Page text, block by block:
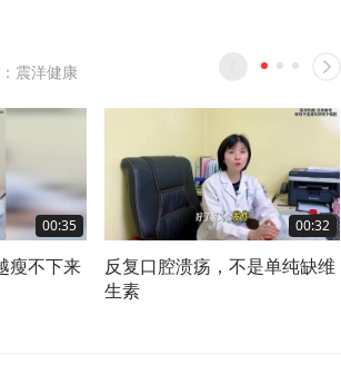
震洋健康
00:35
瘦不下来
00:32
反复口腔溃疡，不是单纯缺维
生素